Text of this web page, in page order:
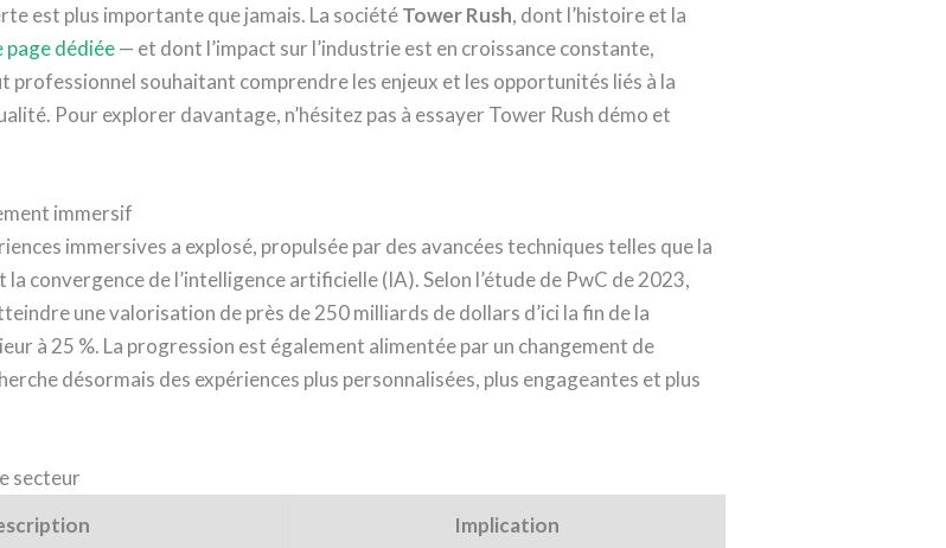
est plus importante que jamais. La sociétéTower Rush, dont l’histoire et la
page dédiée— et dont l’impact sur l’industrie est en croissance constante,
professionnel souhaitant comprendre les enjeux et les opportunités liés à la
Pour explorer davantage, n’hésitez pas à essayer Tower Rush démo et
immersif
immersives a explosé, propulsée par des avancées techniques telles que la
convergence de l’intelligence artificielle (IA). Selon l’étude de PwC de 2023,
une valorisation de près de 250 milliards de dollars d’ici la fin de la
à 25 %. La progression est également alimentée par un changement de
désormais des expériences plus personnalisées, plus engageantes et plus
secteur
Implication